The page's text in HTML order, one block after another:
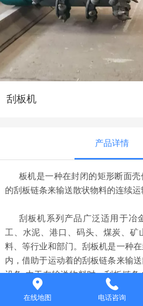
刮板机
产品详情
板机是一种在封闭的矩形断面
的刮板链条来输送散状物料的连续运
刮板机系列产品广泛适用于冶
工、水泥、港口、码头、煤炭、矿
料、等行业和部门。刮板机是一种
内，借助于运动着的刮板链条来输
设备;由于在输送物料时，刮板链
故称为刮板机。该机结构简单、密
便、工艺布置灵活;它不但能水平输
在线地图 电话咨询